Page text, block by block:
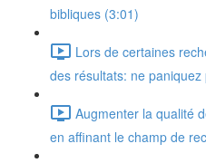
bibliques (3:01)
Lors de certaines
des résultats: ne paniquez
Augmenter la qualité
en affinant le champ de